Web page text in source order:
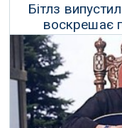
Бітлз
воскрешає